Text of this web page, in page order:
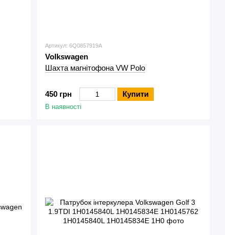
Артикул: 6Q0857919A
Volkswagen
Шахта магнітофона VW Polo
450 грн Купити
В наявності